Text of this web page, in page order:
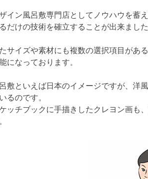
イン風呂敷専門店としてノウハウを蓄
だけの技術を確立することが出来ました
サイズや素材にも複数の選択項目があ
になっております。
敷といえば日本のイメージですが、洋
るのです。
ッチブックに手描きしたクレヨン画も